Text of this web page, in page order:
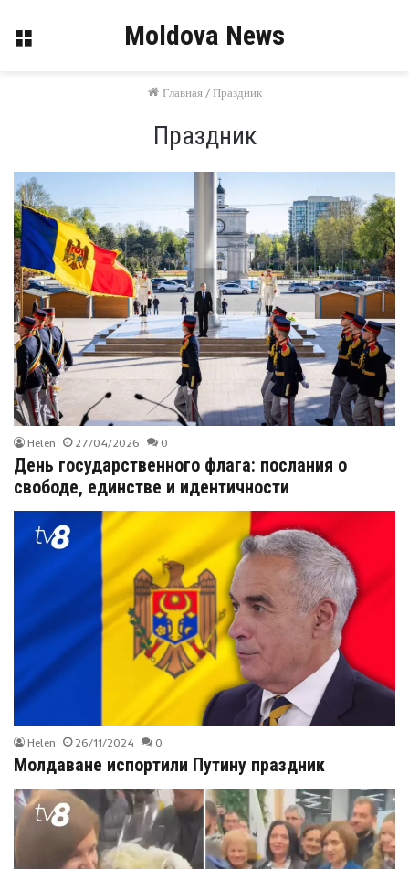
Меню Moldova News
Главная / Праздник
Праздник
Helen 27/04/2026 0
День государственного флага: послания о
свободе, единстве и идентичности
Helen 26/11/2024 0
Молдаване испортили Путину праздник